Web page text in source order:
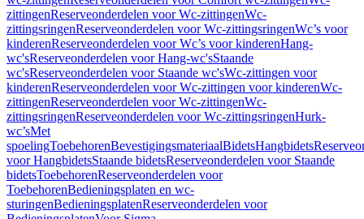
zittingenReserveonderdelen voor Wc-zittingenWc-
zittingsringenReserveonderdelen voor Wc-zittingsringenWc’s voor
kinderenReserveonderdelen voor Wc’s voor kinderenHang-
wc'sReserveonderdelen voor Hang-wc'sStaande
wc'sReserveonderdelen voor Staande wc'sWc-zittingen voor
kinderenReserveonderdelen voor Wc-zittingen voor kinderenWc-
zittingenReserveonderdelen voor Wc-zittingenWc-
zittingsringenReserveonderdelen voor Wc-zittingsringenHurk-
wc’sMet
spoelingToebehorenBevestigingsmateriaalBidetsHangbidets
voor HangbidetsStaande bidetsReserveonderdelen voor Staande
bidetsToebehorenReserveonderdelen voor
ToebehorenBedieningsplaten en wc-
sturingenBedieningsplatenReserveonderdelen voor